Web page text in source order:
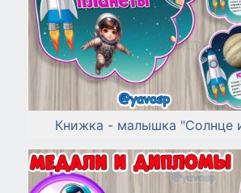
Книжка - малышка "Солнце